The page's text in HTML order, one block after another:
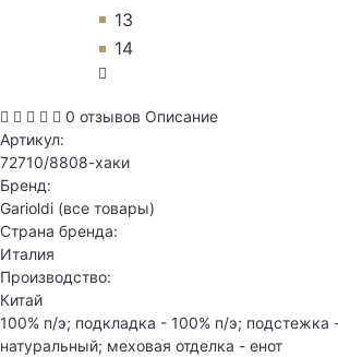
13
14
0 отзывов Описание
Артикул:
72710/8808-хаки
Бренд:
Garioldi (все товары)
Страна бренда:
Италия
Производство:
Китай
100% п/э; подкладка - 100% п/э; подстежка
натуральный; меховая отделка - енот